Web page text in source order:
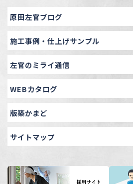
原田左官ブログ
施工事例・仕上げサンプル
左官のミライ通信
WEBカタログ
版築かまど
サイトマップ